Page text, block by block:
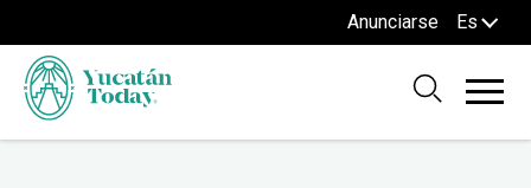
Anunciarse Es